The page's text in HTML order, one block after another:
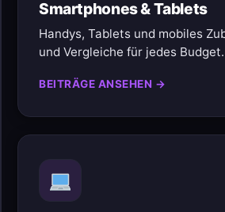
Smartphones & Tablets
Handys, Tablets und mobiles
und Vergleiche für jedes Budget.
BEITRÄGE ANSEHEN →